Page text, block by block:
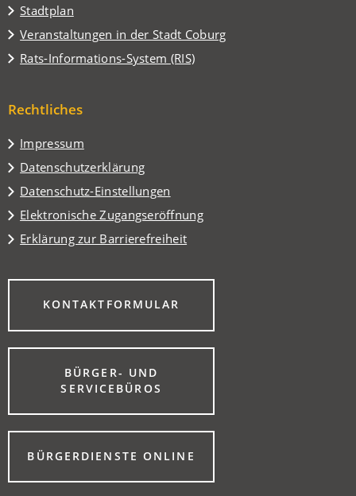
Stadtplan
(Öffnet
in
einem
neuen
Veranstaltungen in der Stadt Coburg
(Öffnet
in
einem
Tab)
Rats-Informations-System (RIS)
(Öffnet
neuen
Rechtliches
Impressum
Datenschutzerklärung
Datenschutz-Einstellungen
Elektronische Zugangseröffnung
Erklärung zur Barrierefreiheit
KONTAKTFORMULAR
(ÖFFNET
EINEM
NEUEN
BÜRGER- UND
SERVICEBÜROS
(ÖFFNET
EINEM
NEUEN
TAB)BÜRGERDIENSTE ONLINE
(ÖFFNET
EINEM